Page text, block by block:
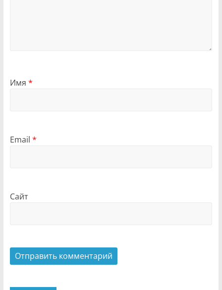
Имя *
Email *
Сайт